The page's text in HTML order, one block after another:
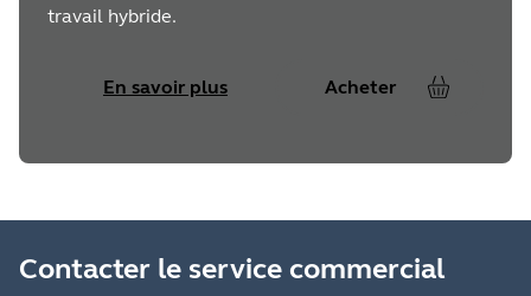
travail hybride.
En savoir plus Acheter
Contacter le service commercial